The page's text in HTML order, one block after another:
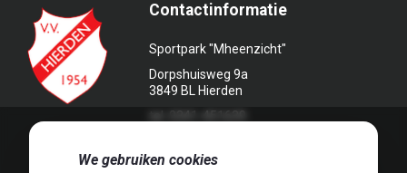
Contactinformatie
Sportpark "Mheenzicht"
Dorpshuisweg 9a
3849 BL Hierden
We gebruiken cookies